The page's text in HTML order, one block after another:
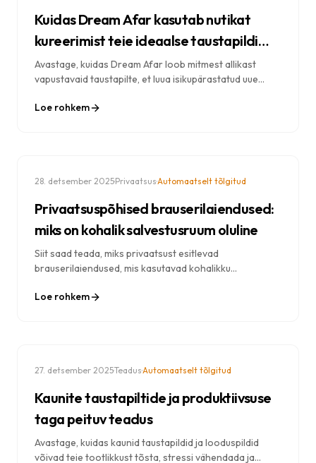
Kuidas Dream Afar kasutab nutikat
kureerimist teie ideaalse taustapildi
leidmiseks
Avastage, kuidas Dream Afar loob mitmest allikast
vapustavaid taustapilte, et luua isikupärastatud uue
protsessi kohta.
Loe rohkem
28. detsember 2025·Privaatsus·Automaatselt tõlgitud
Privaatsuspõhised brauserilaiendused:
miks on kohalik salvestusruum oluline
Siit saad teada, miks privaatsust esitlevad
brauserilaiendused, mis kasutavad kohalikku
aru pilvepõhise ja kohaliku andmesalvestuse
Loe rohkem
27. detsember 2025·Teadus·Automaatselt tõlgitud
Kaunite taustapiltide ja produktiivsuse
taga peituv teadus
Avastage, kuidas kaunid taustapildid ja looduspildid
võivad teie tootlikkust tõsta, stressi vähendada ja